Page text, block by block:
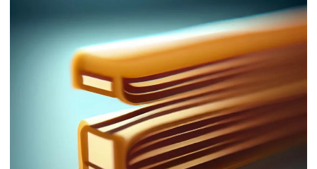
Fornecedor de anel oring
Fornecedor de diafragma
Fornecedor de mangueira de silicone
Fornecedor de vedação de borracha
Fornecedores de borrachas automotivas
Fornecedores de peças de borracha